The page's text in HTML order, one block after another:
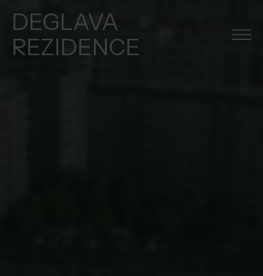
DEGLAVA
REZIDENCE